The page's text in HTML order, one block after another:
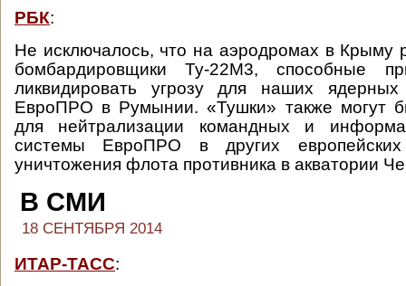
РБК:
Не исключалось, что на аэродромах в Крыму
бомбардировщики Ту-22М3, способные
ликвидировать угрозу для наших
ЕвроПРО в Румынии. «Тушки» также могут
для нейтрализации командных и
системы ЕвроПРО в других
уничтожения флота противника в акватории
В СМИ
18 СЕНТЯБРЯ 2014
ИТАР-ТАСС: